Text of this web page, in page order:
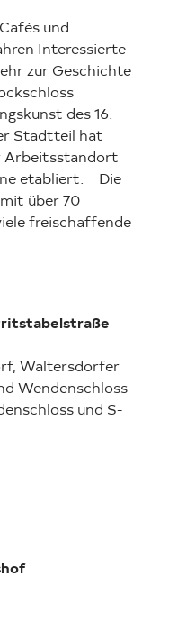
und
Interessierte
zur Geschichte
des 16.
Stadtteil hat
Arbeitsstandort
etabliert. Die
über 70
freischaffende
Waltersdorfer
Wendenschloss
und S-